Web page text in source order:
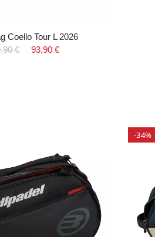
Coello Tour L 2026
€
93,90 €
-34%